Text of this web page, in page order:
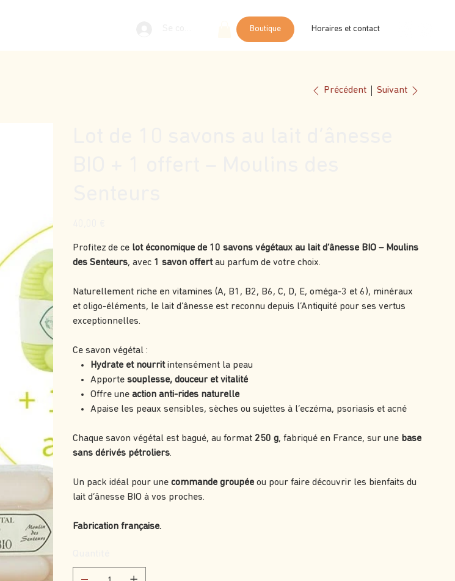
Boutique Horaires et contact
Précédent Suivant
Profitez de ce lot économique de 10 savons végétaux au lait d’ânesse BIO – Moulins
des Senteurs, avec 1 savon offertau parfum de votre choix.
Naturellement riche en vitamines (A, B1, B2, B6, C, D, E, oméga-3 et 6), minéraux
et oligo-éléments, le lait d’ânesse est reconnu depuis l’Antiquité pour ses vertus
exceptionnelles.
Ce savon végétal :
Hydrate et nourritintensément la peau
Apportesouplesse, douceur et vitalité
Offre uneaction anti-rides naturelle
Apaise les peaux sensibles, sèches ou sujettes à l’eczéma, psoriasis et acné
Chaque savon végétal est bagué, au format 250 g, fabriqué en France, sur une base
sans dérivés pétroliers.
Un pack idéal pour unecommande groupée ou pour faire découvrir les bienfaits du
lait d’ânesse BIO à vos proches.
Fabrication française.